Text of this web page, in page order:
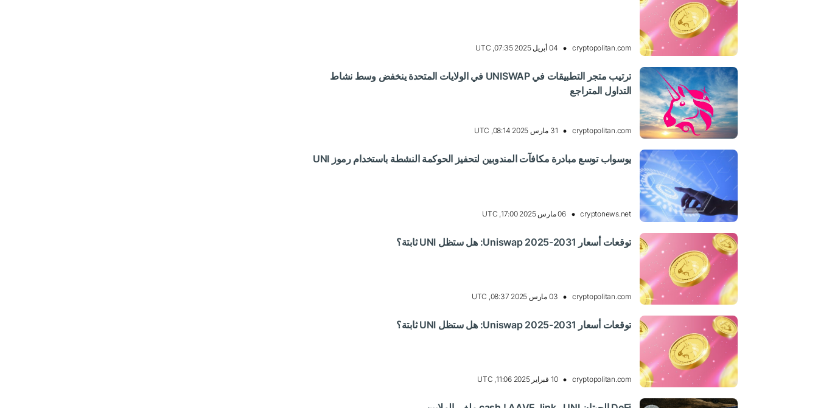
cryptopolitan.com 04 أبريل 2025 07:35, UTC
ترتيب متجر التطبيقات في UNISWAP في الولايات المتحدة ينخفض ​​وسط نشاط
التداول المتراجع
cryptopolitan.com 31 مارس 2025 08:14, UTC
يوسواب توسع مبادرة مكافآت المندوبين لتحفيز الحوكمة النشطة باستخدام رموز UNI
cryptonews.net 06 مارس 2025 17:00, UTC
توقعات أسعار Uniswap 2025-2031: هل ستظل UNI ثابتة؟
cryptopolitan.com 03 مارس 2025 08:37, UTC
توقعات أسعار Uniswap 2025-2031: هل ستظل UNI ثابتة؟
cryptopolitan.com 10 فبراير 2025 11:06, UTC